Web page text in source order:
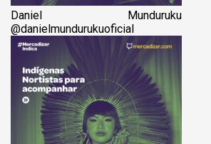
Daniel Munduruku
@‌danielmundurukuoficial